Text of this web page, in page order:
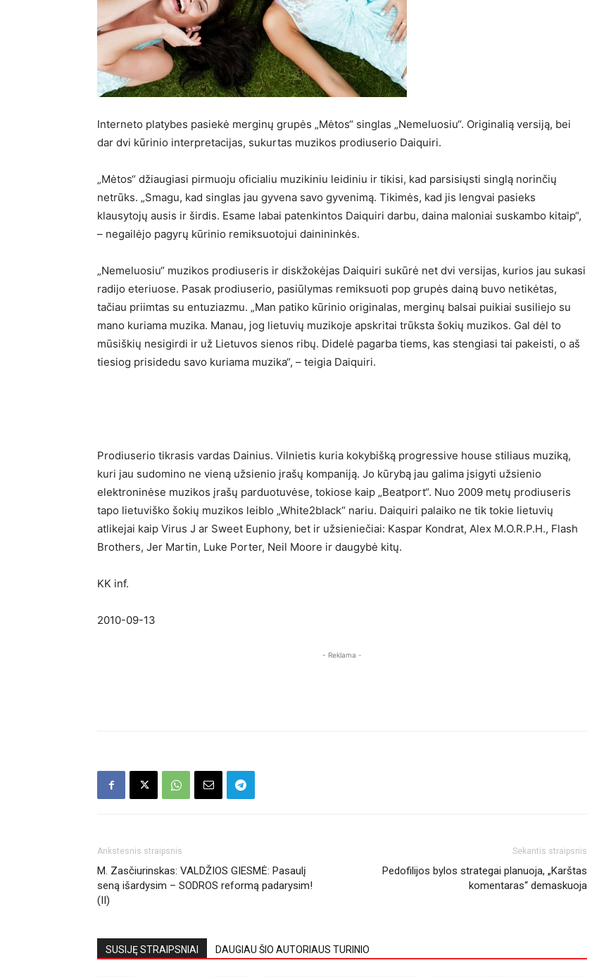
Interneto platybes pasiekė merginų grupės „Mėtos“ singlas „Nemeluosiu“. Originalią versiją, bei
dar dvi kūrinio interpretacijas, sukurtas muzikos prodiuserio Daiquiri.
„Mėtos“ džiaugiasi pirmuoju oficialiu muzikiniu leidiniu ir tikisi, kad parsisiųsti singlą norinčių
netrūks. „Smagu, kad singlas jau gyvena savo gyvenimą. Tikimės, kad jis lengvai pasieks
klausytojų ausis ir širdis. Esame labai patenkintos Daiquiri darbu, daina maloniai suskambo kitaip“,
– negailėjo pagyrų kūrinio remiksuotojui dainininkės.
„Nemeluosiu“ muzikos prodiuseris ir diskžokėjas Daiquiri sukūrė net dvi versijas, kurios jau sukasi
radijo eteriuose. Pasak prodiuserio, pasiūlymas remiksuoti pop grupės dainą buvo netikėtas,
tačiau priimtas su entuziazmu. „Man patiko kūrinio originalas, merginų balsai puikiai susiliejo su
mano kuriama muzika. Manau, jog lietuvių muzikoje apskritai trūksta šokių muzikos. Gal dėl to
mūsiškių nesigirdi ir už Lietuvos sienos ribų. Didelė pagarba tiems, kas stengiasi tai pakeisti, o aš
tiesiog prisidedu savo kuriama muzika“, – teigia Daiquiri.
Prodiuserio tikrasis vardas Dainius. Vilnietis kuria kokybišką progressive house stiliaus muziką,
kuri jau sudomino ne vieną užsienio įrašų kompaniją. Jo kūrybą jau galima įsigyti užsienio
elektroninėse muzikos įrašų parduotuvėse, tokiose kaip „Beatport“. Nuo 2009 metų prodiuseris
tapo lietuviško šokių muzikos leiblo „White2black“ nariu. Daiquiri palaiko ne tik tokie lietuvių
atlikejai kaip Virus J ar Sweet Euphony, bet ir užsieniečiai: Kaspar Kondrat, Alex M.O.R.P.H., Flash
Brothers, Jer Martin, Luke Porter, Neil Moore ir daugybė kitų.
KK inf.
2010-09-13
- Reklama -
Ankstesnis straipsnis
M. Zasčiurinskas: VALDŽIOS GIESMĖ: Pasaulį
seną išardysim – SODROS reformą padarysim!
(II)
Sekantis straipsnis
Pedofilijos bylos strategai planuoja, „Karštas
komentaras“ demaskuoja
SUSIJĘ STRAIPSNIAI DAUGIAU ŠIO AUTORIAUS TURINIO